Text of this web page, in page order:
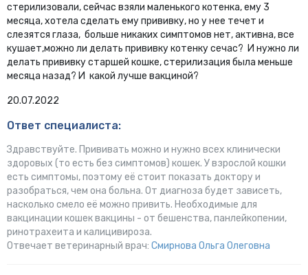
стерилизовали, сейчас взяли маленького котенка, ему 3
месяца, хотела сделать ему прививку, но у нее течет и
слезятся глаза, больше никаких симптомов нет, активна, все
кушает,можно ли делать прививку котенку сечас? И нужно ли
делать прививку старшей кошке, стерилизация была меньше
месяца назад? И какой лучше вакциной?
20.07.2022
Ответ специалиста:
Здравствуйте. Прививать можно и нужно всех клинически
здоровых (то есть без симптомов) кошек. У взрослой кошки
есть симптомы, поэтому её стоит показать доктору и
разобраться, чем она больна. От диагноза будет зависеть,
насколько смело её можно привить. Необходимые для
вакцинации кошек вакцины - от бешенства, панлейкопении,
ринотрахеита и калицивироза.
Отвечает ветеринарный врач: Смирнова Ольга Олеговна